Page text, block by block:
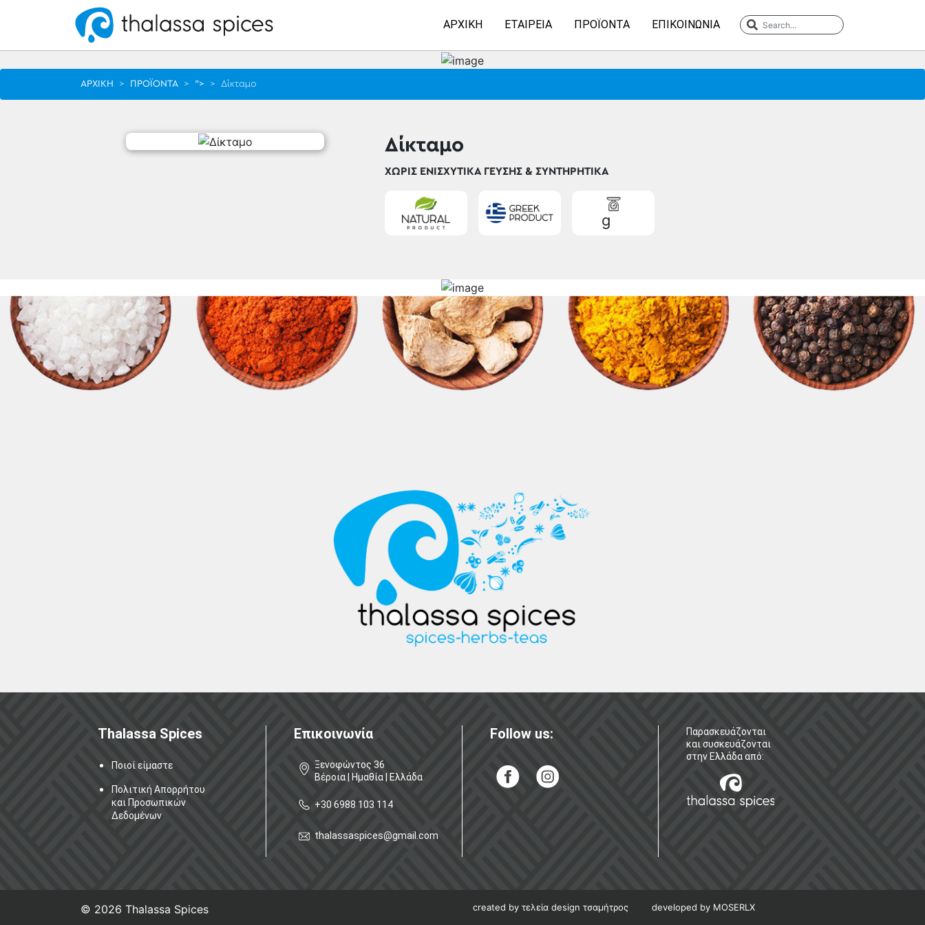
ΑΡΧΙΚΉ ΕΤΑΙΡΕΊΑ ΠΡΟΪΌΝΤΑ ΕΠΙΚΟΙΝΩΝΊΑ
ΑΡΧΙΚΗ > ΠΡΟΪΟΝΤΑ > "> > Δίκταμο
Δίκταμο
ΧΩΡΊΣ ΕΝΙΣΧΥΤΙΚΆ ΓΕΎΣΗΣ & ΣΥΝΤΗΡΗΤΙΚΆ
g
Thalassa Spices
Ποιοί είμαστε
Πολιτική Απορρήτου
και Προσωπικών
Δεδομένων
Επικοινωνία
Ξενοφώντος 36
Βέροια | Ημαθία | Ελλάδα
+30 6988 103 114
thalassaspices@gmail.com
Follow us:
Παρασκευάζονται
και συσκευάζονται
στην Ελλάδα από:
© 2026 Thalassa Spices created by τελεία design τσαμήτρος developed by MOSERLX